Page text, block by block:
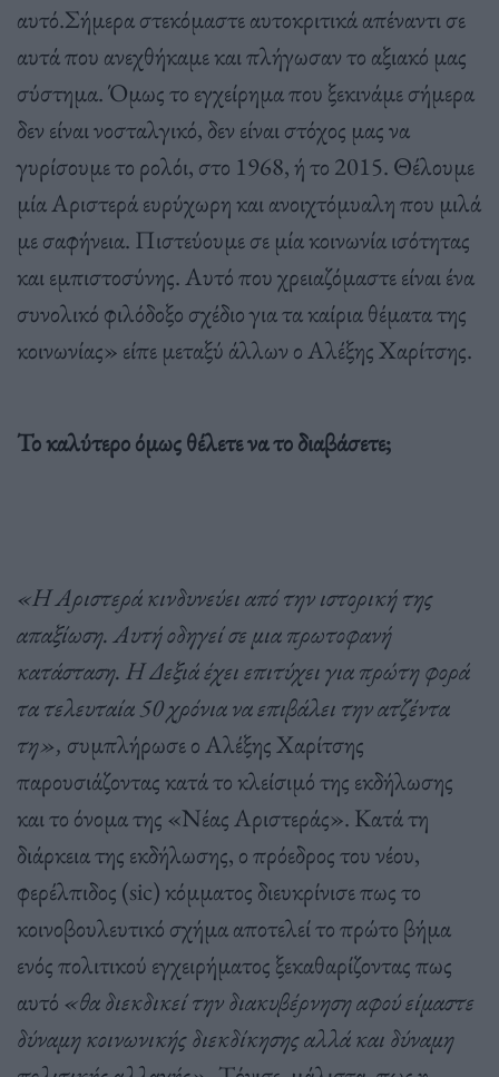
αυτό.Σήμερα στεκόμαστε αυτοκριτικά απέναντι σε
αυτά που ανεχθήκαμε και πλήγωσαν το αξιακό μας
σύστημα. Όμως το εγχείρημα που ξεκινάμε σήμερα
δεν είναι νοσταλγικό, δεν είναι στόχος μας να
γυρίσουμε το ρολόι, στο 1968, ή το 2015. Θέλουμε
μία Αριστερά ευρύχωρη και ανοιχτόμυαλη που μιλά
με σαφήνεια. Πιστεύουμε σε μία κοινωνία ισότητας
και εμπιστοσύνης. Αυτό που χρειαζόμαστε είναι ένα
συνολικό φιλόδοξο σχέδιο για τα καίρια θέματα της
κοινωνίας» είπε μεταξύ άλλων ο Αλέξης Χαρίτσης.
Το καλύτερο όμως θέλετε να το διαβάσετε;
«Η Αριστερά κινδυνεύει από την ιστορική της
απαξίωση. Αυτή οδηγεί σε μια πρωτοφανή
κατάσταση. Η Δεξιά έχει επιτύχει για πρώτη φορά
τα τελευταία 50 χρόνια να επιβάλει την ατζέντα
τη», συμπλήρωσε ο Αλέξης Χαρίτσης
παρουσιάζοντας κατά το κλείσιμό της εκδήλωσης
και το όνομα της «Νέας Αριστεράς». Κατά τη
διάρκεια της εκδήλωσης, ο πρόεδρος του νέου,
φερέλπιδος (sic) κόμματος διευκρίνισε πως το
κοινοβουλευτικό σχήμα αποτελεί το πρώτο βήμα
ενός πολιτικού εγχειρήματος ξεκαθαρίζοντας πως
αυτό «θα διεκδικεί την διακυβέρνηση αφού είμαστε
δύναμη κοινωνικής διεκδίκησης αλλά και δύναμη